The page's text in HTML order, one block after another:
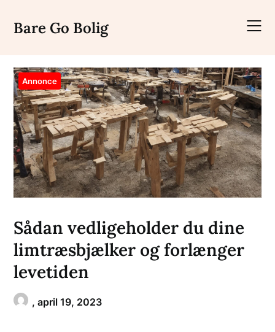
content
Bare Go Bolig
Annonce
Sådan vedligeholder du dine
limtræsbjælker og forlænger
levetiden
,april 19, 2023